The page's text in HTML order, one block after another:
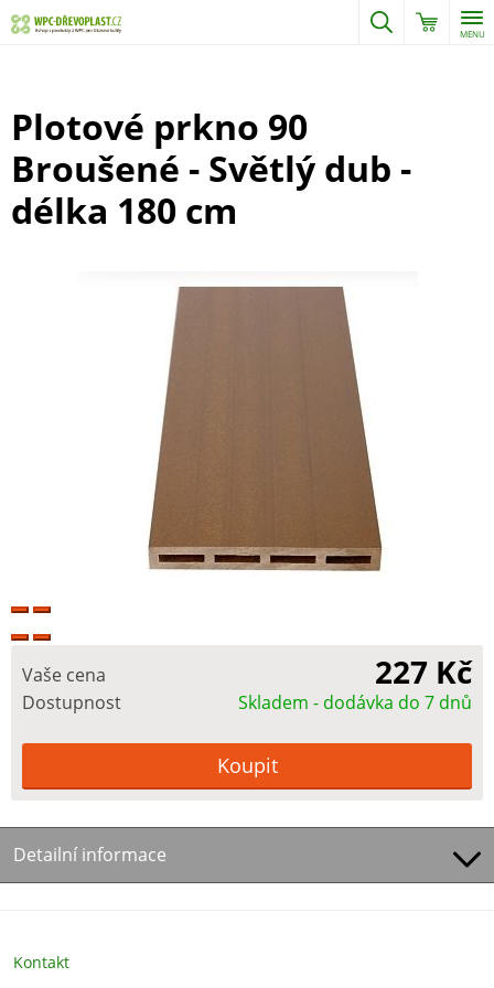
MENU
Plotové prkno 90
Broušené - Světlý dub -
délka 180 cm
Vaše cena 227 Kč
Dostupnost Skladem - dodávka do 7 dnů
Detailní informace
Kontakt